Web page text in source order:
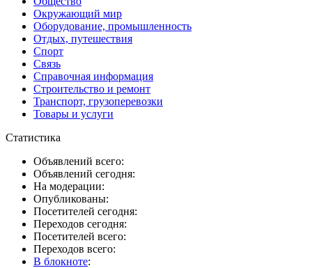
Окружающий мир
Оборудование, промышленность
Отдых, путешествия
Спорт
Связь
Справочная информация
Строительство и ремонт
Транспорт, грузоперевозки
Товары и услуги
Статистика
Объявлений всего:
Объявлений сегодня:
На модерации:
Опубликованы:
Посетителей сегодня:
Переходов сегодня:
Посетителей всего:
Переходов всего:
В блокноте: